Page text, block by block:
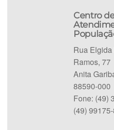
Centro
Rua
Ramos, 77
Anita
88590-000
Fone: (49)
(49)